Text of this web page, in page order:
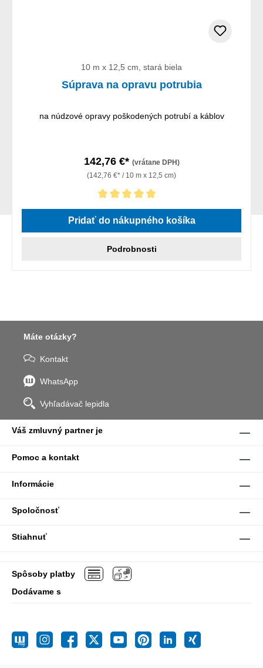
10 m x 12,5 cm, stará biela
Súprava na opravu potrubia
na núdzové opravy poškodených potrubí a káblov
142,76 €* (vrátane DPH)
(142,76 €* / 10 m x 12,5 cm)
Priemerné hodnotenie 5 z 5 hviezdičiek
Pridať do nákupného košíka
Podrobnosti
Máte otázky?
Kontakt
WhatsApp
Vyhľadávač lepidla
Váš zmluvný partner je
Pomoc a kontakt
Informácie
Spoločnosť
Stiahnuť
Spôsoby platby
Dodávame s